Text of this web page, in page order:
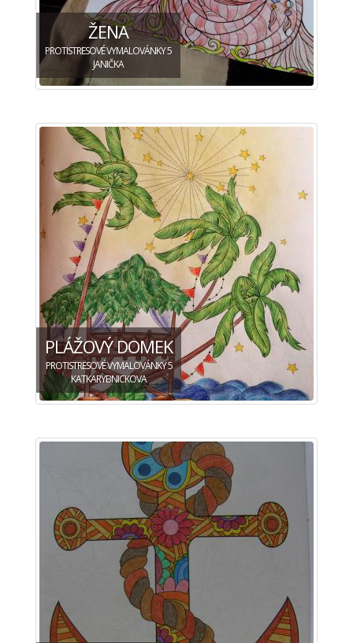
ŽENA
PROTISTRESOVÉ VYMALOVÁNKY 5
JANIČKA
PLÁŽOVÝ DOMEK
PROTISTRESOVÉ VYMALOVÁNKY 5
KATKARYBNICKOVA